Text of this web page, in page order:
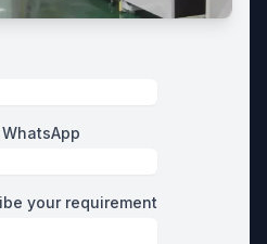
your requirement